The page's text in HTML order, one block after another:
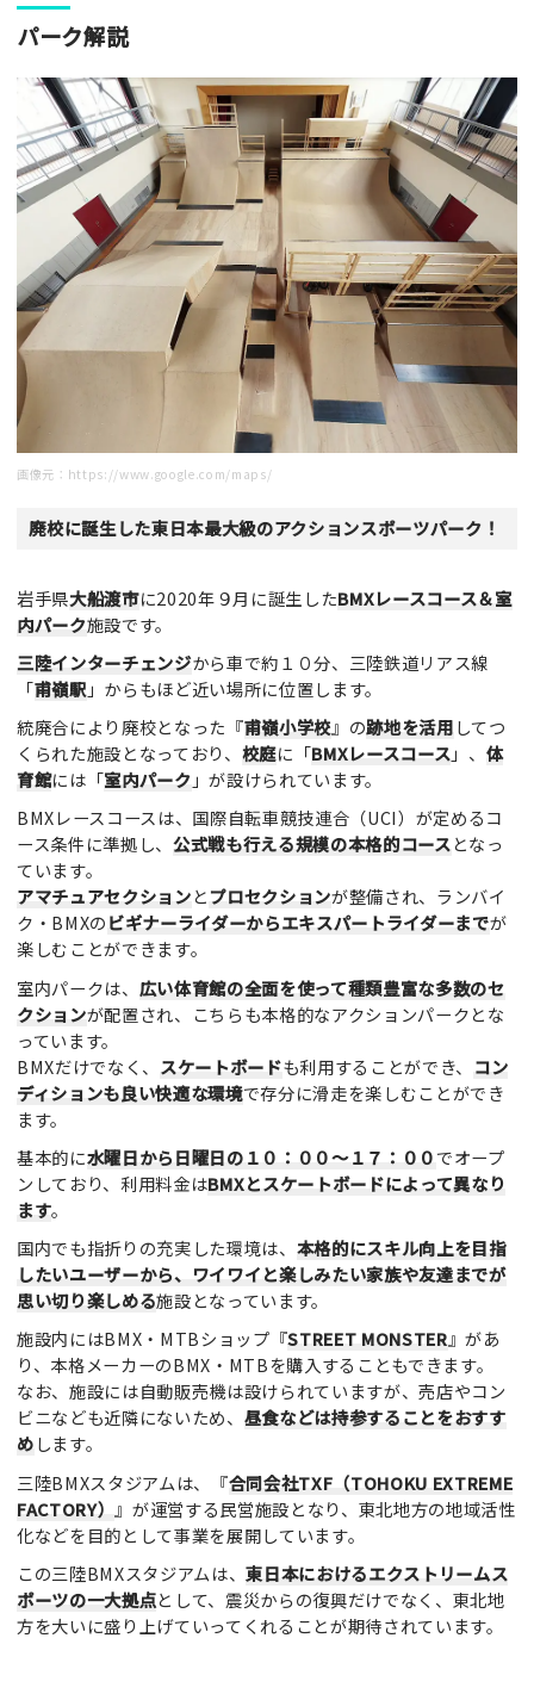
パーク解説
画像元： https://www.google.com/maps/
廃校に誕生した東日本最大級のアクションスポーツパーク！
岩手県大船渡市に2020年９月に誕生したBMXレースコース＆室
内パーク施設です。
三陸インターチェンジから車で約１０分、三陸鉄道リアス線
「甫嶺駅 」からもほど近い場所に位置します。
統廃合により廃校となった『甫嶺小学校』の跡地を活用してつ
くられた施設となっており、 校庭に「BMXレースコース」、 体
育館には「室内パーク 」が設けられています。
BMXレースコースは、国際自転車競技連合（UCI）が定めるコ
ース条件に準拠し、 公式戦も行える規模の本格的コースとなっ
ています。
アマチュアセクションとプロセクションが整備され、ランバイ
ク・BMXのビギナーライダーからエキスパートライダーまでが
楽しむことができます。
室内パークは、 広い体育館の全面を使って種類豊富な多数のセ
クションが配置され、こちらも本格的なアクションパークとな
っています。
BMXだけでなく、 スケートボードも利用することができ、 コン
ディションも良い快適な環境で存分に滑走を楽しむことができ
ます。
基本的に水曜日から日曜日の１０：００～１７：００でオープ
ンしており、利用料金はBMXとスケートボードによって異なり
ます。
国内でも指折りの充実した環境は、 本格的にスキル向上を目指
したいユーザーから、ワイワイと楽しみたい家族や友達までが
思い切り楽しめる施設となっています。
施設内にはBMX・MTBショップ『STREET MONSTER』があ
り、本格メーカーのBMX・MTBを購入することもできます。
なお、施設には自動販売機は設けられていますが、売店やコン
ビニなども近隣にないため、 昼食などは持参することをおすす
めします。
三陸BMXスタジアムは、『合同会社TXF（TOHOKU EXTREME
FACTORY） 』が運営する民営施設となり、東北地方の地域活性
化などを目的として事業を展開しています。
この三陸BMXスタジアムは、東日本におけるエクストリームス
ポーツの一大拠点として、震災からの復興だけでなく、東北地
方を大いに盛り上げていってくれることが期待されています。